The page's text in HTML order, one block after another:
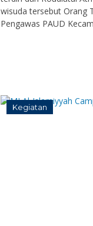
wisuda tersebut Orang
Pengawas PAUD
Kegiatan